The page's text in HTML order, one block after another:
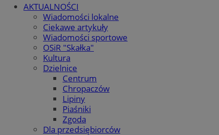
AKTUALNOŚCI
Wiadomości lokalne
Ciekawe artykuły
Wiadomości sportowe
OSiR "Skałka"
Kultura
Dzielnice
Centrum
Chropaczów
Lipiny
Piaśniki
Zgoda
Dla przedsiębiorców